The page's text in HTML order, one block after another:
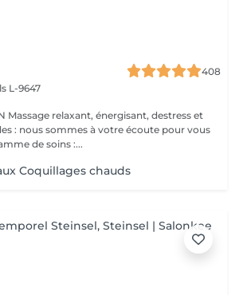
408
L-9647
et
: nous sommes à votre écoute pour vous
de soins :...
Coquillages chauds